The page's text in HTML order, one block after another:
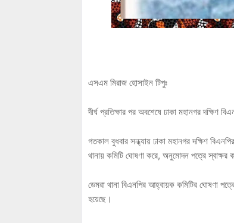
এসএম মিরাজ হোসাইন টিপুঃ
দীর্ঘ প্রতিক্ষার পর অবশেষে ঢাকা মহানগর দক্ষিণ
গতকাল বুধবার সন্ধ্যায় ঢাকা মহানগর দক্ষিণ
থানায় কমিটি ঘোষণা করে, অনুমোদন পত্রে স্বাক্ষর
ডেমরা থানা বিএনপির আহ্বায়ক কমিটির ঘোষণা
হয়েছে।